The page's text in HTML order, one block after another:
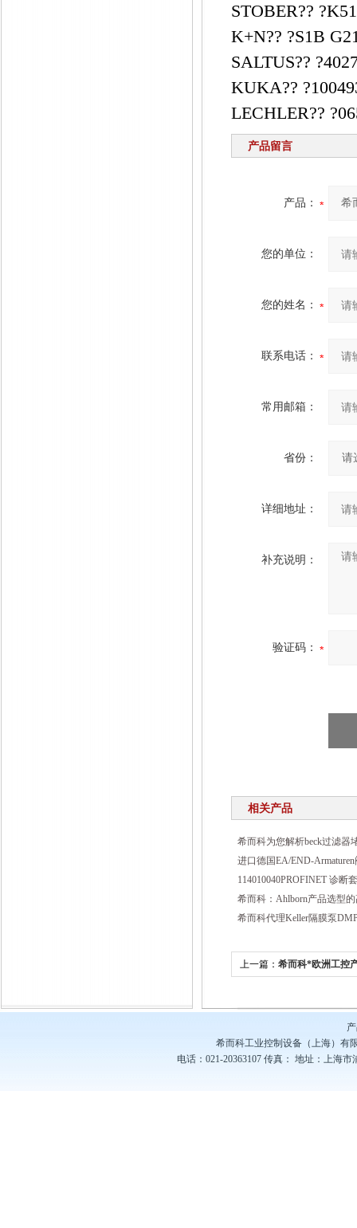
STOBER??
K+N?? ?S1B
SALTUS??
KUKA??
LECHLER??
产品留言
产品：
您的单位：
您的姓名：
联系电话：
常用邮箱：
省份：
详细地址：
补充说明：
验证码：
相关产品
希而科为您解析beck过滤器
进口德国EA/END-
114010040PROFINET 诊断
希而科：Ahlborn产品选型
希而科代理Keller隔膜泵
上一篇：希而科*欧洲工控
希而科工业控制设备（上海）有
电话：021-20363107 传真： 地址：上海市